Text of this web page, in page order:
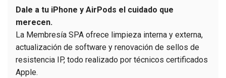
Dale a tu iPhone y AirPods el cuidado que
merecen.
La Membresía SPA ofrece limpieza interna y externa,
actualización de software y renovación de sellos de
resistencia IP, todo realizado por técnicos certificados
Apple.